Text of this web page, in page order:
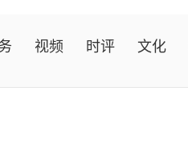
视频 时评 文化